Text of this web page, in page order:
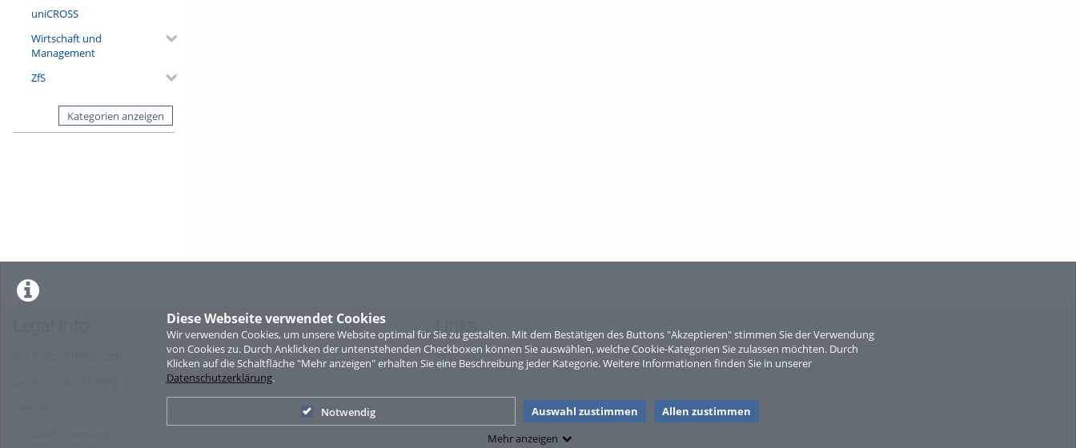
Diese Webseite verwendet Cookies
Wir verwenden Cookies, um unsere Website optimal für Sie zu gestalten. Mit dem Bestätigen des Buttons "Akzeptieren" stimmen Sie der Verwendung
von Cookies zu. Durch Anklicken der untenstehenden Checkboxen können Sie auswählen, welche Cookie-Kategorien Sie zulassen möchten. Durch
Klicken auf die Schaltfläche "Mehr anzeigen" erhalten Sie eine Beschreibung jeder Kategorie. Weitere Informationen finden Sie in unserer
Datenschutzerklärung.
Notwendig Auswahl zustimmen
Allen zustimmen
Mehr anzeigen
uniCROSS
Wirtschaft und
Management
ZfS
Kategorien anzeigen
Sperber
Links
Sitemap